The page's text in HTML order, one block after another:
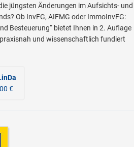
jüngsten Änderungen im Aufsichts- und
Ob InvFG, AIFMG oder ImmoInvFG:
Besteuerung“ bietet Ihnen in 2. Auflage
und wissenschaftlich fundiert
€